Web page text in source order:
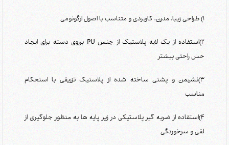
1) طراحی زیبا، مدرن، کاربردی و متناسب با اصول ارگونومی
2)استفاده از یک لایه پلاستیک از جنس PU برروی دسته برای ایجاد
حس راحتی بیشتر
3)نشیمن و پشتی ساخته شده از پلاستیک تزریقی با استحکام
مناسب
4)استفاده از ضربه گیر پلاستیکی در زیر پایه ها به منظور جلوگیری از
لقی و سرخوردگی